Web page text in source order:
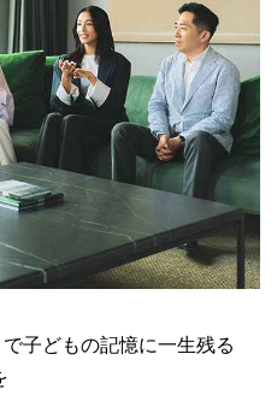
で子どもの記憶に一生残る